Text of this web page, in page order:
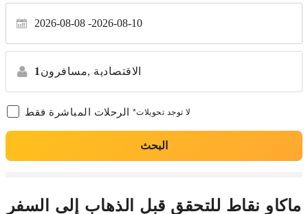
2026-08-08 2026-08-10
1 مسافرون, الاقتصادية
الرحلات المباشرة فقط *لا توجد تحويلات
البحث
ماكاو نقاط للتحقق قبل الذهاب إلى السفر